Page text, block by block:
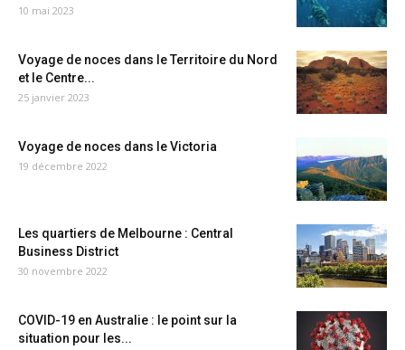
10 mai 2023
Voyage de noces dans le Territoire du Nord
et le Centre...
25 janvier 2023
Voyage de noces dans le Victoria
19 décembre 2022
Les quartiers de Melbourne : Central
Business District
30 novembre 2022
COVID-19 en Australie : le point sur la
situation pour les...